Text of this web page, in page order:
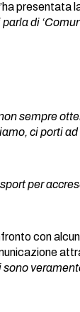
presentata
parla di
sempre
ci porti
per
con